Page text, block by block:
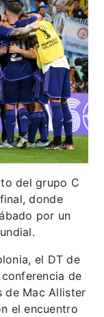
del grupo C
donde
por un
el DT de
de
de Mac Allister
el encuentro